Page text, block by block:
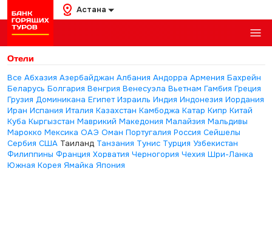
Астана
Отели
Все Абхазия Азербайджан Албания Андорра Армения Бахрейн
Беларусь Болгария Венгрия Венесуэла Вьетнам Гамбия Греция
Грузия Доминикана Египет Израиль Индия Индонезия Иордания
Иран Испания Италия Казахстан Камбоджа Катар Кипр Китай
Куба Кыргызстан Маврикий Македония Малайзия Мальдивы
Марокко Мексика ОАЭ Оман Португалия Россия Сейшелы
Сербия США Таиланд Танзания Тунис Турция Узбекистан
Филиппины Франция Хорватия Черногория Чехия Шри-Ланка
Южная Корея Ямайка Япония